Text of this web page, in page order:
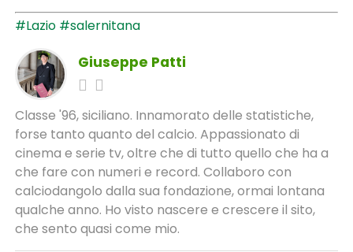
#Lazio #salernitana
Giuseppe Patti
Classe '96, siciliano. Innamorato delle statistiche,
forse tanto quanto del calcio. Appassionato di
cinema e serie tv, oltre che di tutto quello che ha a
che fare con numeri e record. Collaboro con
calciodangolo dalla sua fondazione, ormai lontana
qualche anno. Ho visto nascere e crescere il sito,
che sento quasi come mio.